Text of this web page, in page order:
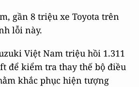
gần 8 triệu xe Toyota trên
lỗi này.
Việt Nam triệu hồi 1.311
để kiểm tra thay thế bộ điều
khắc phục hiện tượng